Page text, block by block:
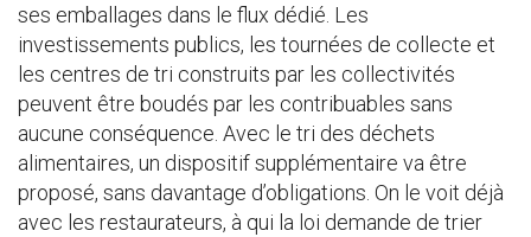
ses emballages dans le flux dédié. Les
investissements publics, les tournées de collecte et
les centres de tri construits par les collectivités
peuvent être boudés par les contribuables sans
aucune conséquence. Avec le tri des déchets
alimentaires, un dispositif supplémentaire va être
proposé, sans davantage d’obligations. On le voit déjà
avec les restaurateurs, à qui la loi demande de trier